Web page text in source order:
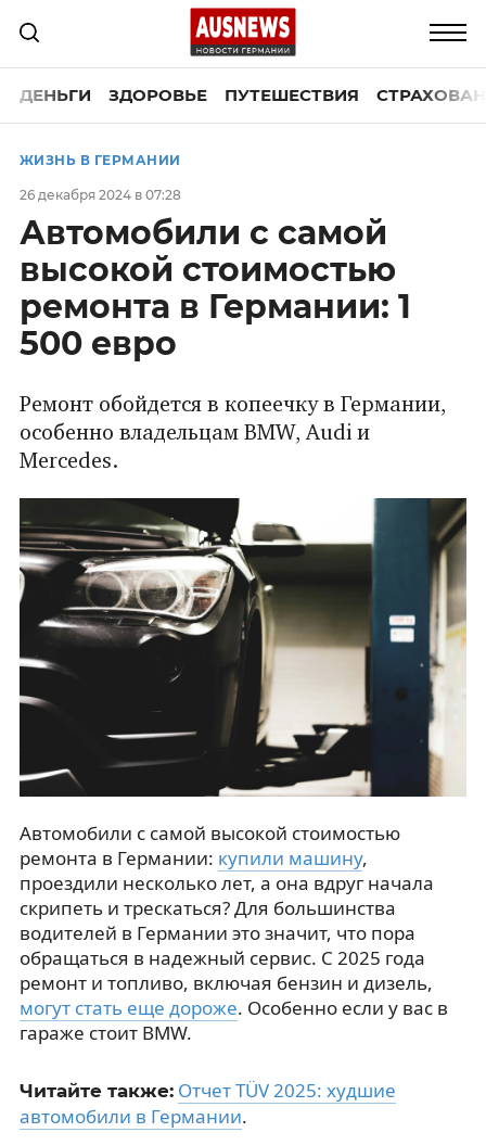
ДЕНЬГИ ЗДОРОВЬЕ ПУТЕШЕСТВИЯ
ЖИЗНЬ В ГЕРМАНИИ
26 декабря 2024 в 07:28
Автомобили с самой
высокой стоимостью
ремонта в Германии: 1
500 евро
Ремонт обойдется в копеечку в Германии,
особенно владельцам BMW, Audi и
Mercedes.
Автомобили с самой высокой стоимостью
ремонта в Германии: купили машину,
проездили несколько лет, а она вдруг начала
скрипеть и трескаться? Для большинства
водителей в Германии это значит, что пора
обращаться в надежный сервис. С 2025 года
ремонт и топливо, включая бензин и дизель,
могут стать еще дороже. Особенно если у вас в
гараже стоит BMW.
Читайте также: Отчет TÜV 2025: худшие
автомобили в Германии.